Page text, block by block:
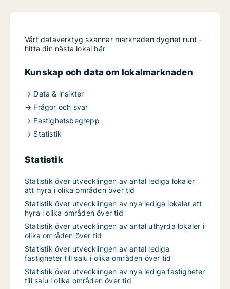
Vårt dataverktyg skannar marknaden dygnet runt –
hitta din nästa lokal här
Kunskap och data om lokalmarknaden
→ Data & insikter
→ Frågor och svar
→ Fastighetsbegrepp
→ Statistik
Statistik
Statistik över utvecklingen av antal lediga lokaler
att hyra i olika områden över tid
Statistik över utvecklingen av nya lediga lokaler att
hyra i olika områden över tid
Statistik över utvecklingen av antal uthyrda lokaler i
olika områden över tid
Statistik över utvecklingen av antal lediga
fastigheter till salu i olika områden över tid
Statistik över utvecklingen av nya lediga fastigheter
till salu i olika områden över tid